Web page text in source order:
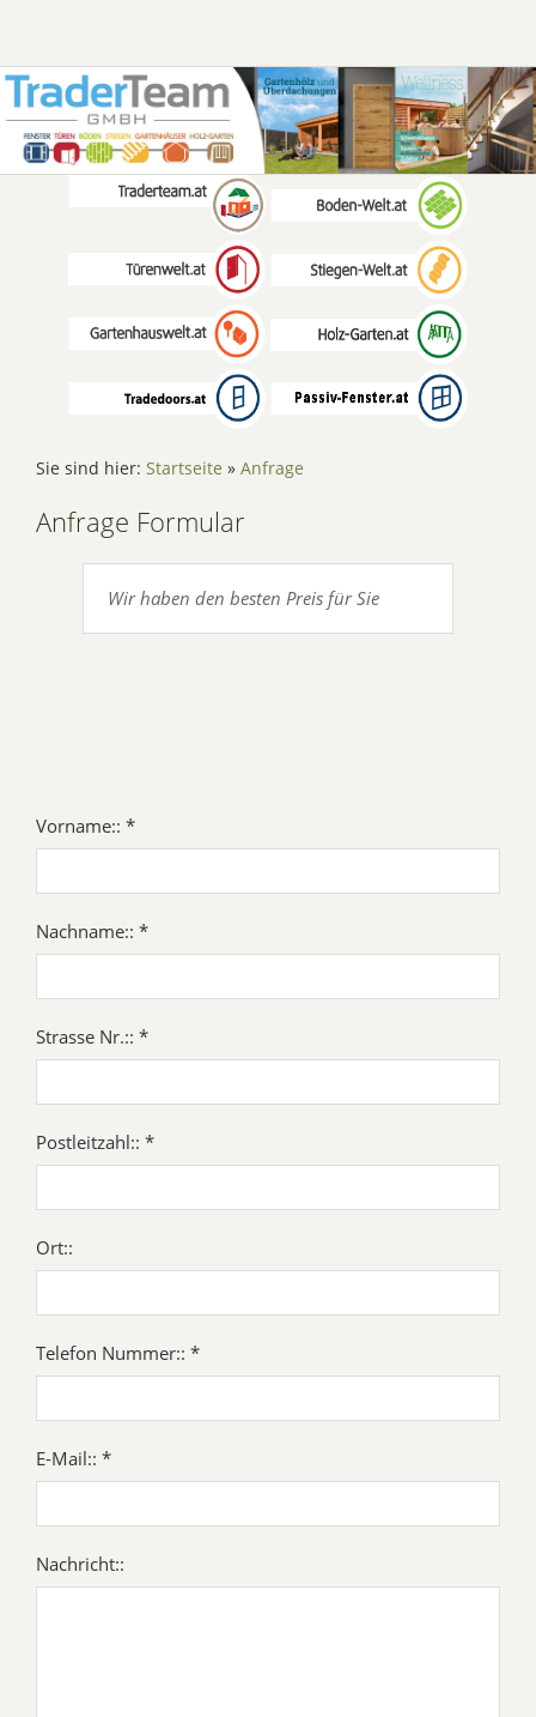
Sie sind hier: Startseite » Anfrage
Anfrage Formular
Wir haben den besten Preis für Sie
Vorname:: *
Nachname:: *
Strasse Nr.:: *
Postleitzahl:: *
Ort::
Telefon Nummer:: *
E-Mail:: *
Nachricht::